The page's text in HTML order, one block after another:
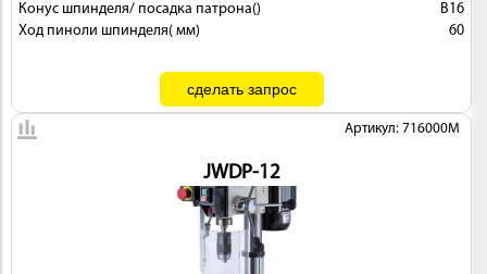
Конус шпинделя/ посадка патрона()
В16
Ход пиноли шпинделя( мм)
60
Артикул: 716000M
JWDP-12